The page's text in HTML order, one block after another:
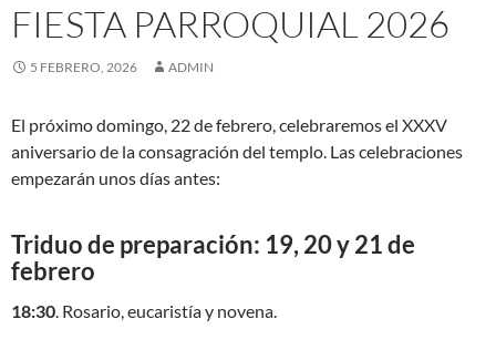
FIESTA PARROQUIAL 2026
5 FEBRERO, 2026 ADMIN
El próximo domingo, 22 de febrero, celebraremos el XXXV
aniversario de la consagración del templo. Las celebraciones
empezarán unos días antes:
Triduo de preparación: 19, 20 y 21 de
febrero
18:30. Rosario, eucaristía y novena.